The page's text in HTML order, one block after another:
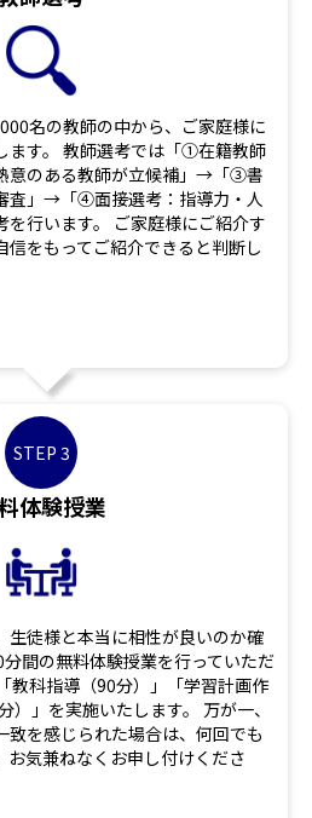
名の教師の中から、ご家庭様に
ます。 教師選考では「①在籍教師
意のある教師が立候補」→「③書
査」→「④面接選考：指導力・人
を行います。 ご家庭様にご紹介す
信をもってご紹介できると判断し
STEP 3
体験授業
生徒様と本当に相性が良いのか確
間の無料体験授業を行っていただ
教科指導（90分）」「学習計画作
」を実施いたします。 万が一、
致を感じられた場合は、何回でも
気兼ねなくお申し付けくださ